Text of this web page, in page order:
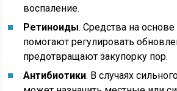
воспаление.
Ретиноиды. Средства на
помогают регулировать
предотвращают закупорку пор.
Антибиотики. В случаях